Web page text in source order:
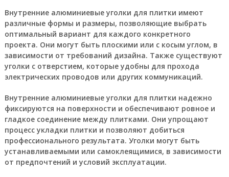
Внутренние алюминиевые уголки для плитки имеют
различные формы и размеры, позволяющие выбрать
оптимальный вариант для каждого конкретного
проекта. Они могут быть плоскими или с косым углом, в
зависимости от требований дизайна. Также существуют
уголки с отверстием, которые удобны для прохода
электрических проводов или других коммуникаций.
Внутренние алюминиевые уголки для плитки надежно
фиксируются на поверхности и обеспечивают ровное и
гладкое соединение между плитками. Они упрощают
процесс укладки плитки и позволяют добиться
профессионального результата. Уголки могут быть
устанавливаемыми или самоклеящимися, в зависимости
от предпочтений и условий эксплуатации.